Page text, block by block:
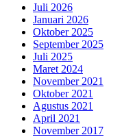
Juli 2026
Januari 2026
Oktober 2025
September 2025
Juli 2025
Maret 2024
November 2021
Oktober 2021
Agustus 2021
April 2021
November 2017